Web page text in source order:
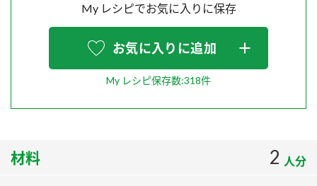
Fibee
スペシャルサイト
お酢を知ろう！
鍋奉行マニュアル
MIM（ミツカンミュージアム）
各部門が大切にしていること
販売終了製品のご案内
よくあるご質問
My レシピでお気に入りに保存
お気に入りに追加
My レシピ保存数:318件
材料 2 人分